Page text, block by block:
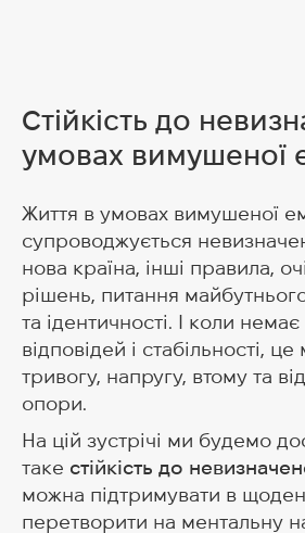
Стійкість до
умовах вимушеної
Життя в умовах вимушеної
супроводжується
нова країна, інші правила,
рішень, питання
та ідентичності. І коли немає
відповідей і стабільності,
тривогу, напругу, втому та
опори.
На цій зустрічі ми будемо
таке стійкість до
можна підтримувати в
перетворити на ментальну